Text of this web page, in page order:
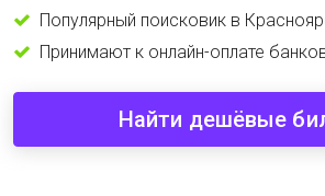
Популярный поисковик в
Принимают к онлайн-оплате
Найти дешёвые